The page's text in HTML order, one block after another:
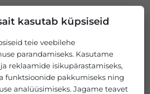
kasutab küpsiseid
teie veebilehe
parandamiseks. Kasutame
reklaamide isikupärastamiseks,
funktsioonide pakkumiseks ning
analüüsimiseks. Jagame teavet